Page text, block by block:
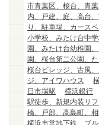
市青葉区、桜台、青
内、戸建、庭、高台
り、駐車場、カース
小学校、みたけ台中
園、みたけ台幼稚園
園、桜台第二公園、た
桜台ビレッジ、古風
ジ、アイワハウス
日市場駅
横浜銀行
駅徒歩、新規内装リ
橋、戸部、高島町、相
横浜市営地下鉄、ブ